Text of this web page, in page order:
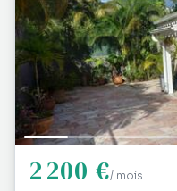
2 200 €/ mois